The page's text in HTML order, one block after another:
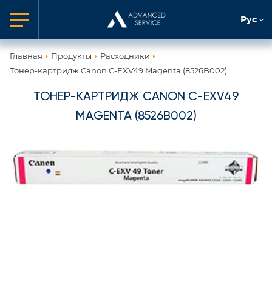
Рус
Главная Продукты
Расходники
Тонер-картридж Canon C-EXV49 Magenta (8526B002)
ТОНЕР-КАРТРИДЖ CANON C-EXV49
MAGENTA (8526B002)